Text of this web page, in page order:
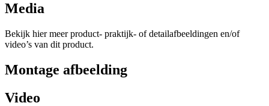
Media
Bekijk hier meer product- praktijk- of detailafbeeldingen en/of
video’s van dit product.
Montage afbeelding
Video